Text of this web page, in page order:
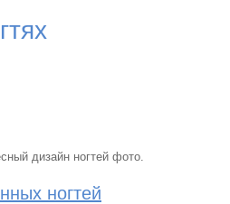
дизайн ногтей фото.
ногтей